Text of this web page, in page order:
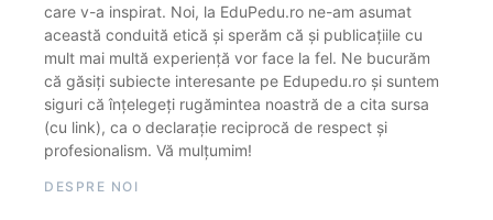
care v-a inspirat. Noi, la EduPedu.ro ne-am asumat
această conduită etică și sperăm că și publicațiile cu
mult mai multă experiență vor face la fel. Ne bucurăm
că găsiți subiecte interesante pe Edupedu.ro și suntem
siguri că înțelegeți rugămintea noastră de a cita sursa
(cu link), ca o declarație reciprocă de respect și
profesionalism. Vă mulțumim!
DESPRE NOI